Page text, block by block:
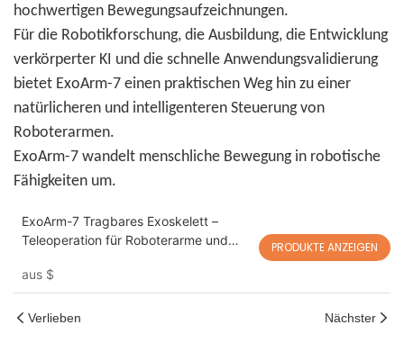
hochwertigen Bewegungsaufzeichnungen.
Für die Robotikforschung, die Ausbildung, die Entwicklung
verkörperter KI und die schnelle Anwendungsvalidierung
bietet ExoArm-7 einen praktischen Weg hin zu einer
natürlicheren und intelligenteren Steuerung von
Roboterarmen.
ExoArm-7 wandelt menschliche Bewegung in robotische
Fähigkeiten um.
ExoArm-7 Tragbares Exoskelett –
Teleoperation für Roboterarme und
OpenArm
aus $
PRODUKTE ANZEIGEN
Verlieben Nächster